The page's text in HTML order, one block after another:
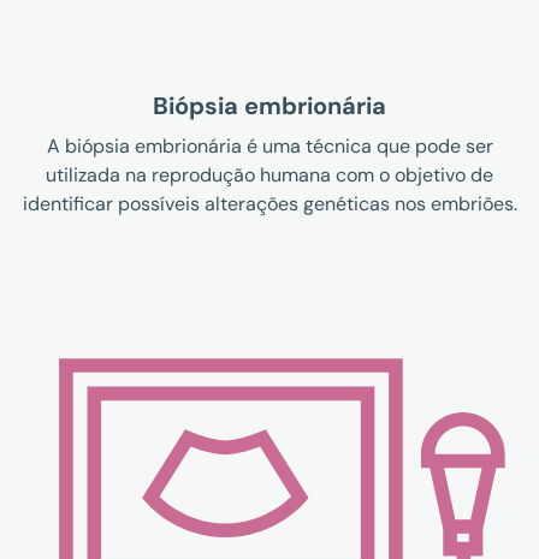
Biópsia embrionária
A biópsia embrionária é uma técnica que pode ser
utilizada na reprodução humana com o objetivo de
identificar possíveis alterações genéticas nos embriões.